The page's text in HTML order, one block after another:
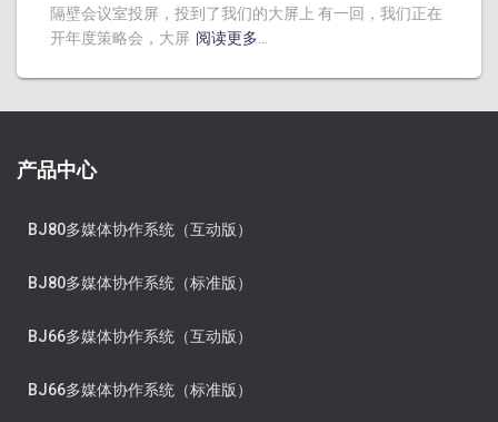
隔壁会议室投屏，投到了我们的大屏上 有一回，我们正在
开年度策略会，大屏 阅读更多…
产品中心
BJ80多媒体协作系统（互动版）
BJ80多媒体协作系统（标准版）
BJ66多媒体协作系统（互动版）
BJ66多媒体协作系统（标准版）